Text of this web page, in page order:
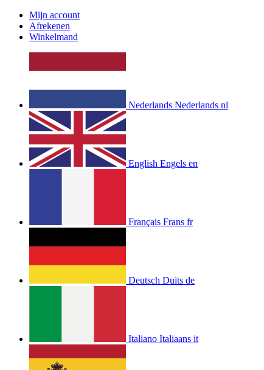
Mijn account
Afrekenen
Winkelmand
Nederlands Nederlands nl
English Engels en
Français Frans fr
Deutsch Duits de
Italiano Italiaans it